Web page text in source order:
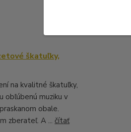
škatuľky,
na kvalitné škatuľky,
obľúbenú muziku v
obale.
zberateľ. A ... čítať